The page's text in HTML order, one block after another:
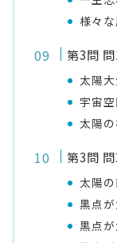
様々
第3問
太陽
宇宙
太陽
第3問
太陽
黒点
黒点